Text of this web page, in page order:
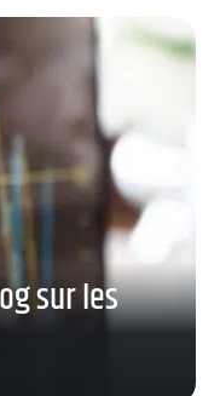
sur les